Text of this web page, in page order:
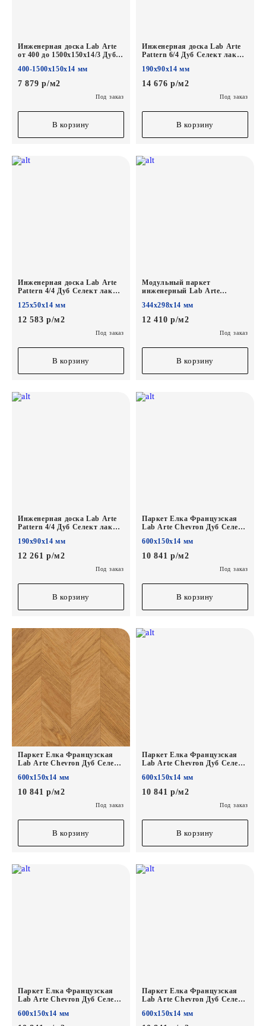
Инженерная доска Lab Arte
от 400 до 1500х150х14/3 Дуб
400-1500х150х14 мм
7 879 р/м2
Под заказ
В корзину
Инженерная доска Lab Arte
Pattern 6/4 Дуб Селект лак
190х90х14 мм
14 676 р/м2
Под заказ
В корзину
Инженерная доска Lab Arte
Pattern 4/4 Дуб Селект лак
125х50х14 мм
12 583 р/м2
Под заказ
В корзину
Модульный паркет
инженерный Lab Arte
Селект лак 344*298*14/3мм
344х298х14 мм
12 410 р/м2
Под заказ
В корзину
Инженерная доска Lab Arte
Pattern 4/4 Дуб Селект лак
190х90х14 мм
12 261 р/м2
Под заказ
В корзину
Паркет Елка Французская
Lab Arte Chevron Дуб Селект
600/450х150х14/3/45°
600х150х14 мм
10 841 р/м2
Под заказ
В корзину
Паркет Елка Французская
Lab Arte Chevron Дуб Селект
600х150х14 мм
10 841 р/м2
Под заказ
В корзину
Паркет Елка Французская
Lab Arte Chevron Дуб Селект
600/450х150х14/3/45°
600х150х14 мм
10 841 р/м2
Под заказ
В корзину
Паркет Елка Французская
Lab Arte Chevron Дуб Селект
600/450х150х14/3/45°
600х150х14 мм
Паркет Елка Французская
Lab Arte Chevron Дуб Селект
600/450х150х14/3/45°
600х150х14 мм